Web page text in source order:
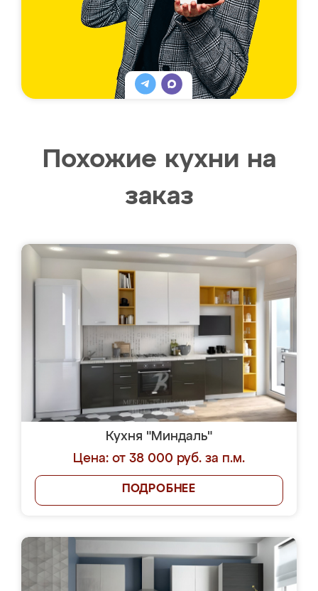
Похожие кухни на
заказ
Кухня "Миндаль"
Цена: от 38 000 руб. за п.м.
ПОДРОБНЕЕ